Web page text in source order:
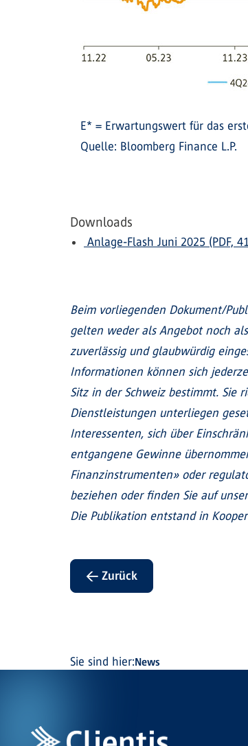
E* = Erwartungswert für das
Quelle: Bloomberg Finance L.P.
Downloads
Anlage-Flash Juni 2025 (PDF,
Beim vorliegenden Dokument/
gelten weder als Angebot noch
zuverlässig und glaubwürdig
Informationen können sich
Sitz in der Schweiz bestimmt. Sie
Dienstleistungen unterliegen
Interessenten, sich über
entgangene Gewinne
Finanzinstrumenten» oder
beziehen oder finden Sie auf
Die Publikation entstand in
← Zurück
Sie sind hier:News